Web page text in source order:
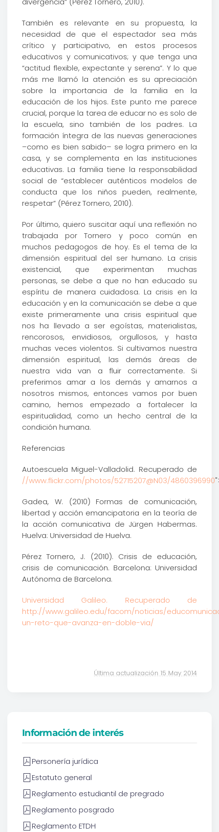
También es relevante en su propuesta, la
necesidad de que el espectador sea más
crítico y participativo, en estos procesos
educativos y comunicativos; y que tenga una
“actitud flexible, expectante y serena”. Y lo que
más me llamó la atención es su apreciación
sobre la importancia de la familia en la
educación de los hijos. Este punto me parece
crucial, porque la tarea de educar no es solo de
la escuela, sino también de los padres. La
formación íntegra de las nuevas generaciones
–como es bien sabido– se logra primero en la
casa, y se complementa en las instituciones
educativas. La familia tiene la responsabilidad
social de “establecer auténticos modelos de
conducta que los niños pueden, realmente,
respetar” (Pérez Tornero, 2010).
Por último, quiero suscitar aquí una reflexión no
trabajada por Tornero y poco común en
muchos pedagogos de hoy. Es el tema de la
dimensión espiritual del ser humano. La crisis
existencial, que experimentan muchas
personas, se debe a que no han educado su
espíritu de manera cuidadosa. La crisis en la
educación y en la comunicación se debe a que
existe primeramente una crisis espiritual que
nos ha llevado a ser egoístas, materialistas,
rencorosos, envidiosos, orgullosos, y hasta
muchas veces violentos. Si cultivamos nuestra
dimensión espiritual, las demás áreas de
nuestra vida van a fluir correctamente. Si
preferimos amar a los demás y amarnos a
nosotros mismos, entonces vamos por buen
camino, hemos empezado a fortalecer la
espiritualidad, como un hecho central de la
condición humana.
Referencias
Autoescuela Miguel-Valladolid. Recuperado de
//www.flickr.com/photos/52715207@N03/4860396990
Gadea, W. (2010) Formas de comunicación,
libertad y acción emancipatoria en la teoría de
la acción comunicativa de Jürgen Habermas.
Huelva: Universidad de Huelva.
Pérez Tornero, J. (2010). Crisis de educación,
crisis de comunicación. Barcelona: Universidad
Autónoma de Barcelona.
Universidad Galileo. Recuperado de
http://www.galileo.edu/facom/noticias/
un-reto-que-avanza-en-doble-via/
Última actualización 15 May 2014
Información de interés
Personería jurídica
Estatuto general
Reglamento estudiantil de pregrado
Reglamento posgrado
Reglamento ETDH